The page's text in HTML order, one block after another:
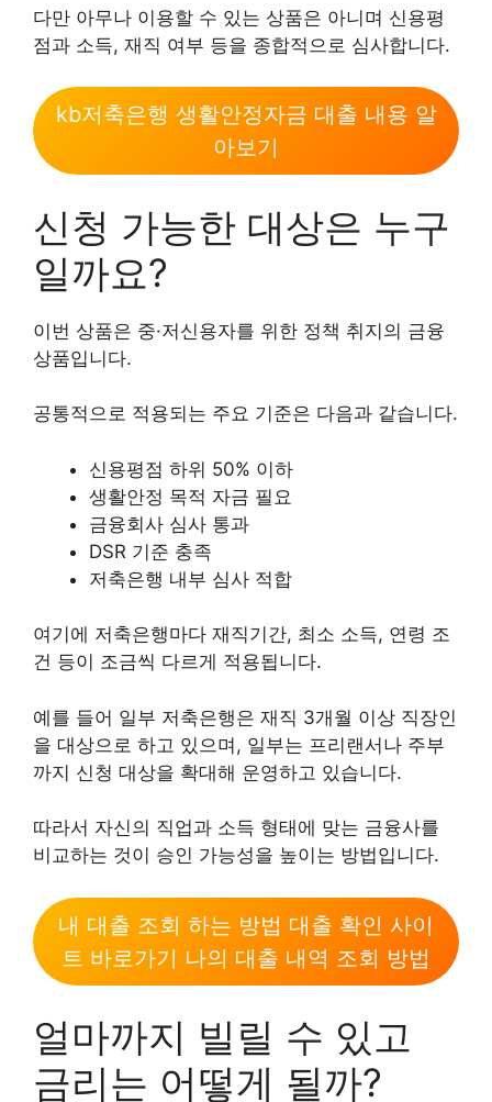
다만 아무나 이용할 수 있는 상품은 아니며 신용평
점과 소득, 재직 여부 등을 종합적으로 심사합니다.
kb저축은행 생활안정자금 대출 내용 알
아보기
신청 가능한 대상은 누구
일까요?
이번 상품은 중·저신용자를 위한 정책 취지의 금융
상품입니다.
공통적으로 적용되는 주요 기준은 다음과 같습니다.
신용평점 하위 50% 이하
생활안정 목적 자금 필요
금융회사 심사 통과
DSR 기준 충족
저축은행 내부 심사 적합
여기에 저축은행마다 재직기간, 최소 소득, 연령 조
건 등이 조금씩 다르게 적용됩니다.
예를 들어 일부 저축은행은 재직 3개월 이상 직장인
을 대상으로 하고 있으며, 일부는 프리랜서나 주부
까지 신청 대상을 확대해 운영하고 있습니다.
따라서 자신의 직업과 소득 형태에 맞는 금융사를
비교하는 것이 승인 가능성을 높이는 방법입니다.
내 대출 조회 하는 방법 대출 확인 사이
트 바로가기 나의 대출 내역 조회 방법
얼마까지 빌릴 수 있고
금리는 어떻게 될까?